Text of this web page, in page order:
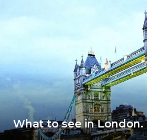
What to see in London.